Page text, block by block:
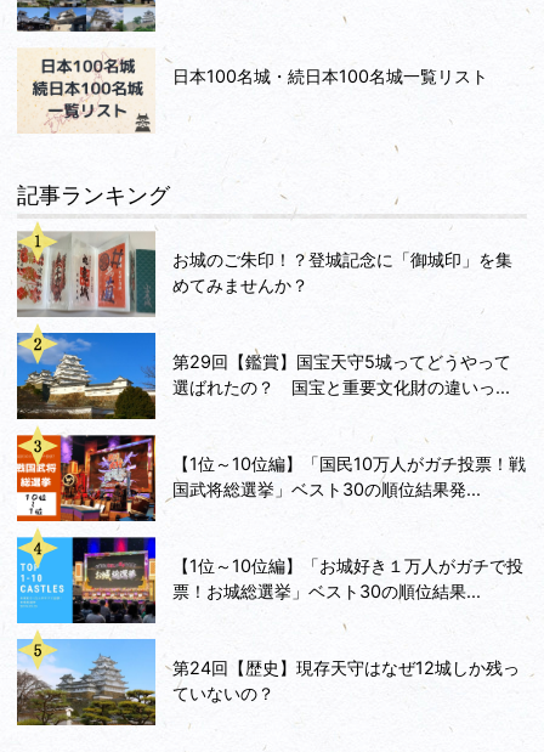
日本100名城・続日本100名城一覧リスト
記事ランキング
お城のご朱印！？登城記念に「御城印」を集
めてみませんか？
第29回【鑑賞】国宝天守5城ってどうやって
選ばれたの？ 国宝と重要文化財の違いっ...
【1位～10位編】「国民10万人がガチ投票！戦
国武将総選挙」ベスト30の順位結果発...
【1位～10位編】「お城好き１万人がガチで投
票！お城総選挙」ベスト30の順位結果...
第24回【歴史】現存天守はなぜ12城しか残っ
ていないの？